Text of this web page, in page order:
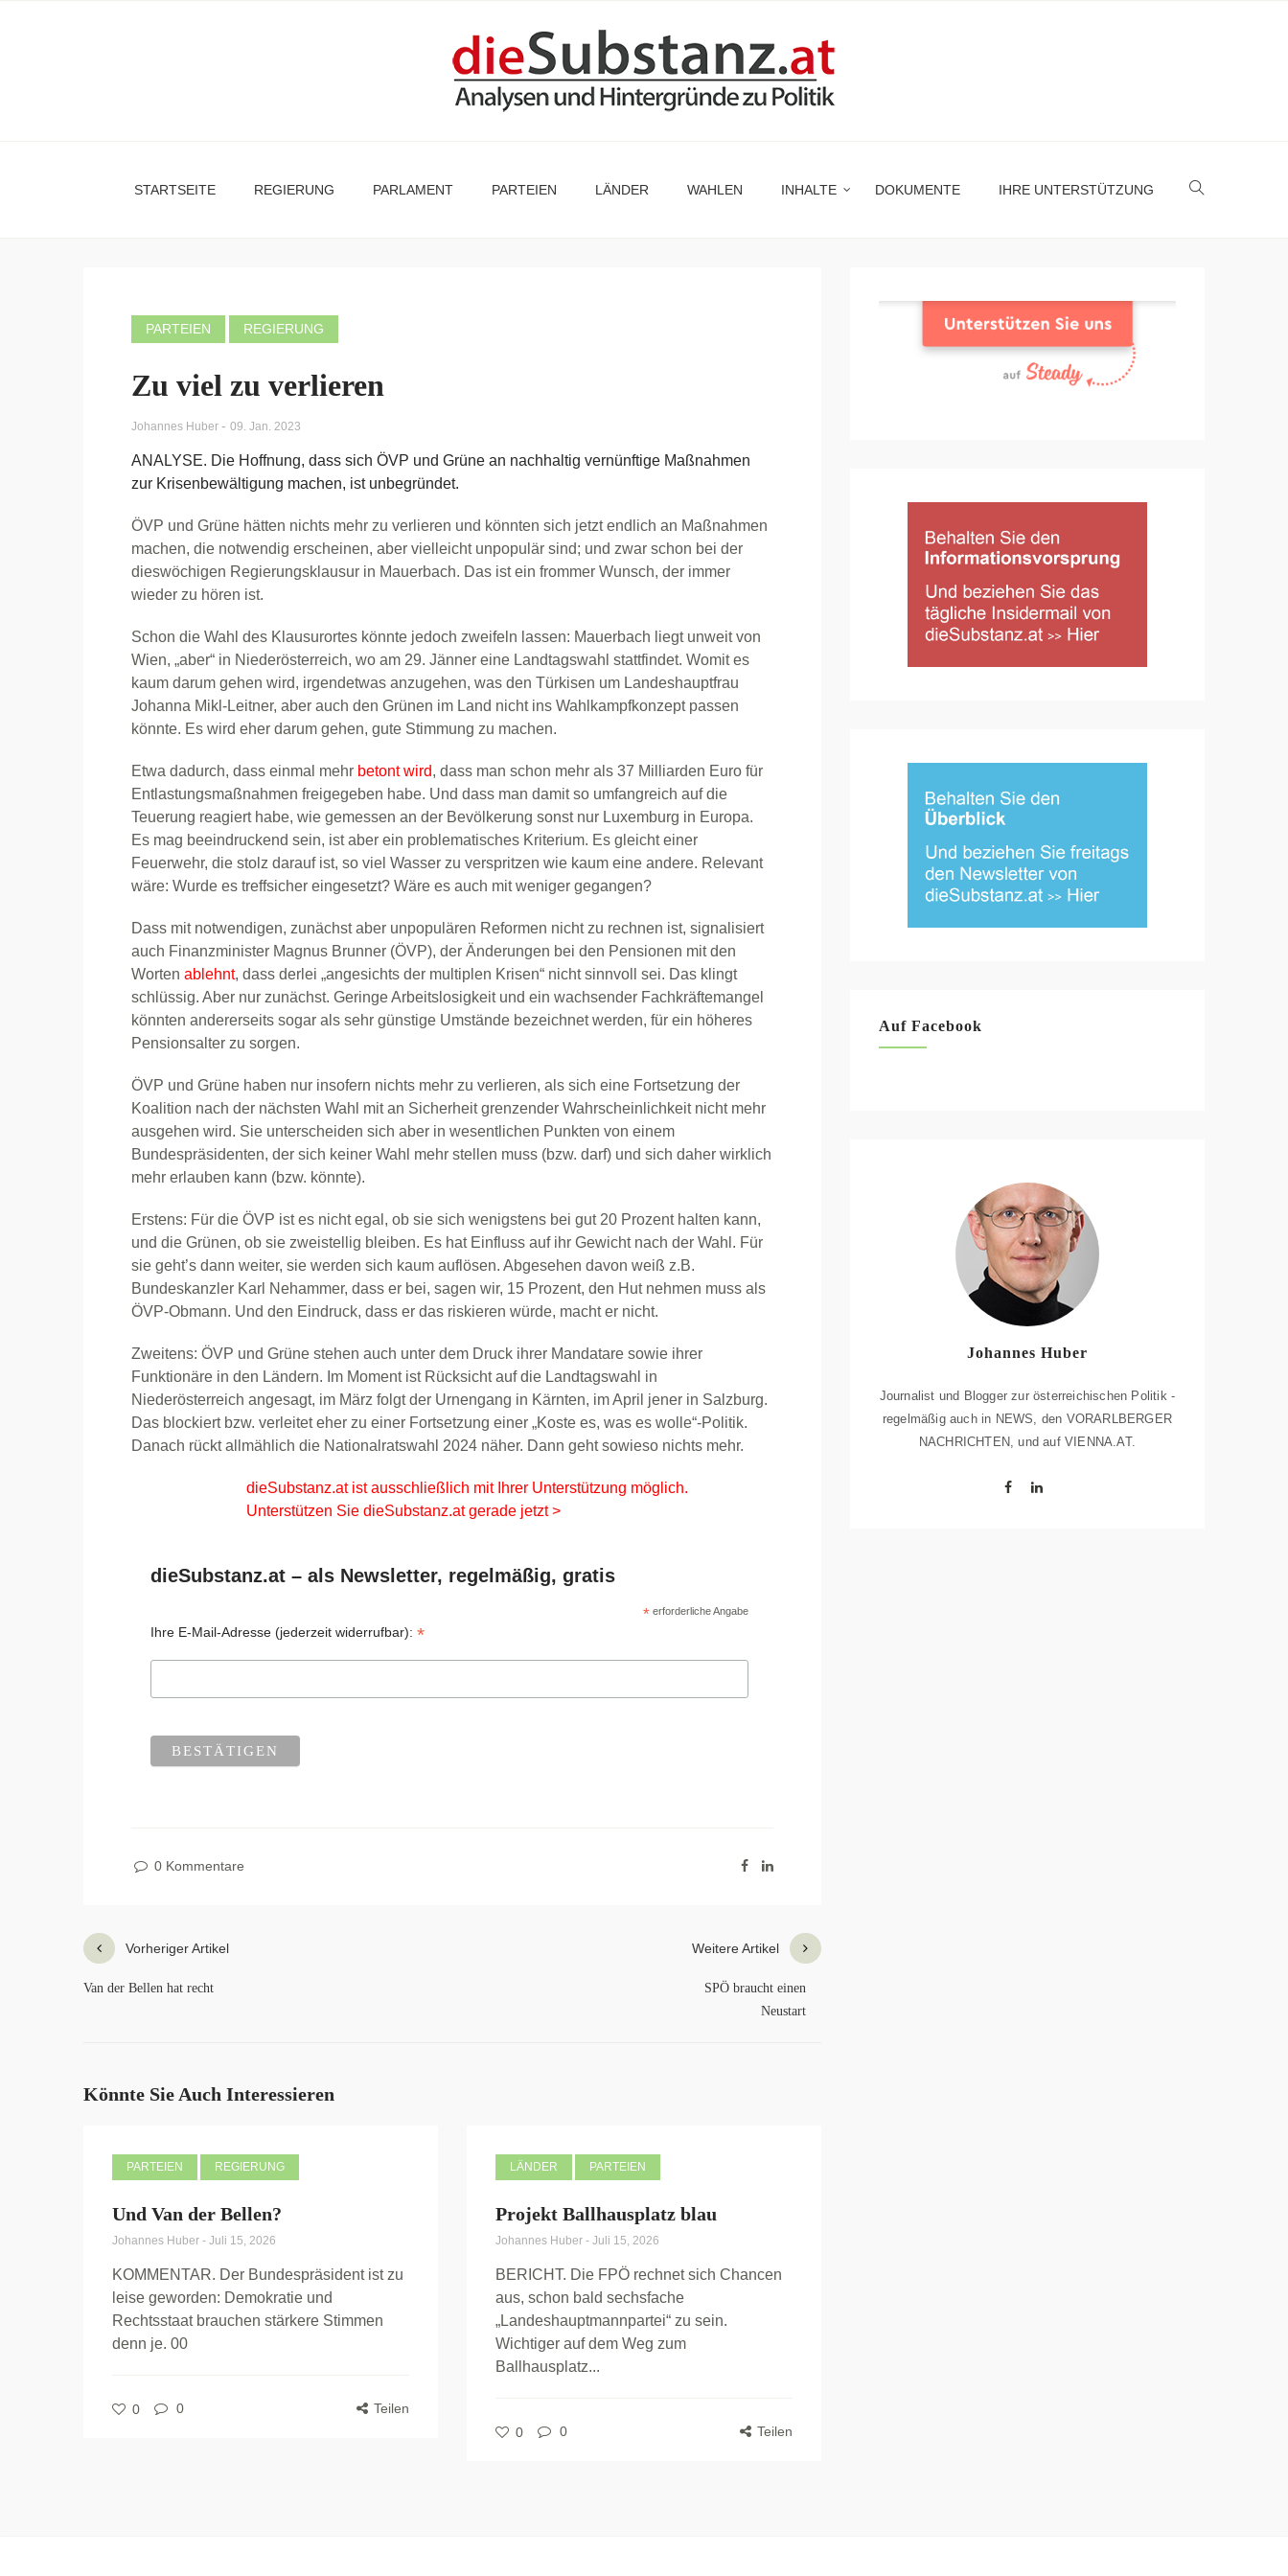
STARTSEITE REGIERUNG PARLAMENT PARTEIEN LÄNDER WAHLEN INHALTE DOKUMENTE IHRE UNTERSTÜTZUNG
PARTEIEN REGIERUNG
Zu viel zu verlieren
Johannes Huber - 09. Jan. 2023
ANALYSE. Die Hoffnung, dass sich ÖVP und Grüne an nachhaltig vernünftige Maßnahmen
zur Krisenbewältigung machen, ist unbegründet.
ÖVP und Grüne hätten nichts mehr zu verlieren und könnten sich jetzt endlich an Maßnahmen
machen, die notwendig erscheinen, aber vielleicht unpopulär sind; und zwar schon bei der
dieswöchigen Regierungsklausur in Mauerbach. Das ist ein frommer Wunsch, der immer
wieder zu hören ist.
Schon die Wahl des Klausurortes könnte jedoch zweifeln lassen: Mauerbach liegt unweit von
Wien, „aber“ in Niederösterreich, wo am 29. Jänner eine Landtagswahl stattfindet. Womit es
kaum darum gehen wird, irgendetwas anzugehen, was den Türkisen um Landeshauptfrau
Johanna Mikl-Leitner, aber auch den Grünen im Land nicht ins Wahlkampfkonzept passen
könnte. Es wird eher darum gehen, gute Stimmung zu machen.
Etwa dadurch, dass einmal mehr betont wird, dass man schon mehr als 37 Milliarden Euro für
Entlastungsmaßnahmen freigegeben habe. Und dass man damit so umfangreich auf die
Teuerung reagiert habe, wie gemessen an der Bevölkerung sonst nur Luxemburg in Europa.
Es mag beeindruckend sein, ist aber ein problematisches Kriterium. Es gleicht einer
Feuerwehr, die stolz darauf ist, so viel Wasser zu verspritzen wie kaum eine andere. Relevant
wäre: Wurde es treffsicher eingesetzt? Wäre es auch mit weniger gegangen?
Dass mit notwendigen, zunächst aber unpopulären Reformen nicht zu rechnen ist, signalisiert
auch Finanzminister Magnus Brunner (ÖVP), der Änderungen bei den Pensionen mit den
Worten ablehnt, dass derlei „angesichts der multiplen Krisen“ nicht sinnvoll sei. Das klingt
schlüssig. Aber nur zunächst. Geringe Arbeitslosigkeit und ein wachsender Fachkräftemangel
könnten andererseits sogar als sehr günstige Umstände bezeichnet werden, für ein höheres
Pensionsalter zu sorgen.
ÖVP und Grüne haben nur insofern nichts mehr zu verlieren, als sich eine Fortsetzung der
Koalition nach der nächsten Wahl mit an Sicherheit grenzender Wahrscheinlichkeit nicht mehr
ausgehen wird. Sie unterscheiden sich aber in wesentlichen Punkten von einem
Bundespräsidenten, der sich keiner Wahl mehr stellen muss (bzw. darf) und sich daher wirklich
mehr erlauben kann (bzw. könnte).
Erstens: Für die ÖVP ist es nicht egal, ob sie sich wenigstens bei gut 20 Prozent halten kann,
und die Grünen, ob sie zweistellig bleiben. Es hat Einfluss auf ihr Gewicht nach der Wahl. Für
sie geht’s dann weiter, sie werden sich kaum auflösen. Abgesehen davon weiß z.B.
Bundeskanzler Karl Nehammer, dass er bei, sagen wir, 15 Prozent, den Hut nehmen muss als
ÖVP-Obmann. Und den Eindruck, dass er das riskieren würde, macht er nicht.
Zweitens: ÖVP und Grüne stehen auch unter dem Druck ihrer Mandatare sowie ihrer
Funktionäre in den Ländern. Im Moment ist Rücksicht auf die Landtagswahl in
Niederösterreich angesagt, im März folgt der Urnengang in Kärnten, im April jener in Salzburg.
Das blockiert bzw. verleitet eher zu einer Fortsetzung einer „Koste es, was es wolle“-Politik.
Danach rückt allmählich die Nationalratswahl 2024 näher. Dann geht sowieso nichts mehr.
dieSubstanz.at ist ausschließlich mit Ihrer Unterstützung möglich.
Unterstützen Sie dieSubstanz.at gerade jetzt >
dieSubstanz.at – als Newsletter, regelmäßig, gratis
* erforderliche Angabe
Ihre E-Mail-Adresse (jederzeit widerrufbar):*
0 Kommentare
Vorheriger Artikel
Van der Bellen hat recht
Weitere Artikel
SPÖ braucht einen
Neustart
Könnte Sie Auch Interessieren
PARTEIEN REGIERUNG
Und Van der Bellen?
Johannes Huber - Juli 15, 2026
KOMMENTAR. Der Bundespräsident ist zu
leise geworden: Demokratie und
Rechtsstaat brauchen stärkere Stimmen
denn je. 00
0 0 Teilen
LÄNDER PARTEIEN
Projekt Ballhausplatz blau
Johannes Huber - Juli 15, 2026
BERICHT. Die FPÖ rechnet sich Chancen
aus, schon bald sechsfache
„Landeshauptmannpartei“ zu sein.
Wichtiger auf dem Weg zum
Ballhausplatz...
0 0 Teilen
Auf Facebook
Johannes Huber
Journalist und Blogger zur österreichischen Politik -
regelmäßig auch in NEWS, den VORARLBERGER
NACHRICHTEN, und auf VIENNA.AT.